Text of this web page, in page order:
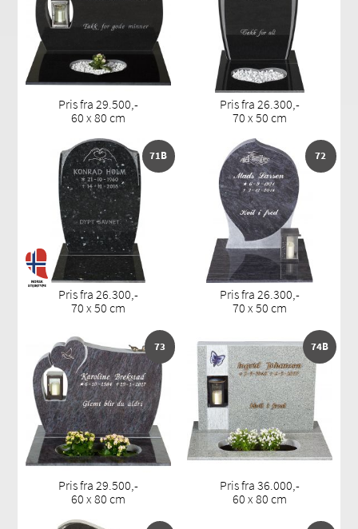
Pris fra 29.500,-
60 x 80 cm
Pris fra 26.300,-
70 x 50 cm
71B
Pris fra 26.300,-
70 x 50 cm
72
Pris fra 26.300,-
70 x 50 cm
73
Pris fra 29.500,-
60 x 80 cm
74B
Pris fra 36.000,-
60 x 80 cm